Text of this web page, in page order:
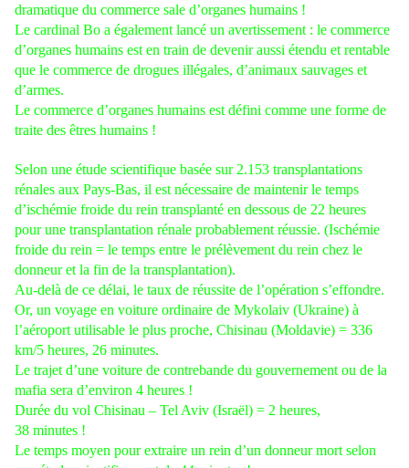
dramatique du commerce sale d’organes humains !
Le cardinal Bo a également lancé un avertissement : le commerce
d’organes humains est en train de devenir aussi étendu et rentable
que le commerce de drogues illégales, d’animaux sauvages et
d’armes.
Le commerce d’organes humains est défini comme une forme de
traite des êtres humains !
Selon une étude scientifique basée sur 2.153 transplantations
rénales aux Pays-Bas, il est nécessaire de maintenir le temps
d’ischémie froide du rein transplanté en dessous de 22 heures
pour une transplantation rénale probablement réussie. (Ischémie
froide du rein = le temps entre le prélèvement du rein chez le
donneur et la fin de la transplantation).
Au-delà de ce délai, le taux de réussite de l’opération s’effondre.
Or, un voyage en voiture ordinaire de Mykolaiv (Ukraine) à
l’aéroport utilisable le plus proche, Chisinau (Moldavie) = 336
km/5 heures, 26 minutes.
Le trajet d’une voiture de contrebande du gouvernement ou de la
mafia sera d’environ 4 heures !
Durée du vol Chisinau – Tel Aviv (Israël) = 2 heures,
38 minutes !
Le temps moyen pour extraire un rein d’un donneur mort selon